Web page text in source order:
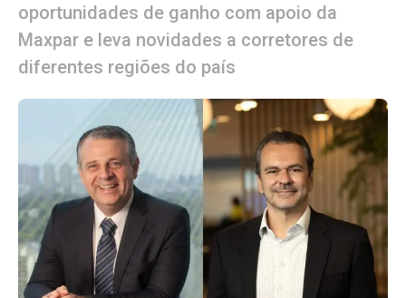
oportunidades de ganho com apoio da
Maxpar e leva novidades a corretores de
diferentes regiões do país